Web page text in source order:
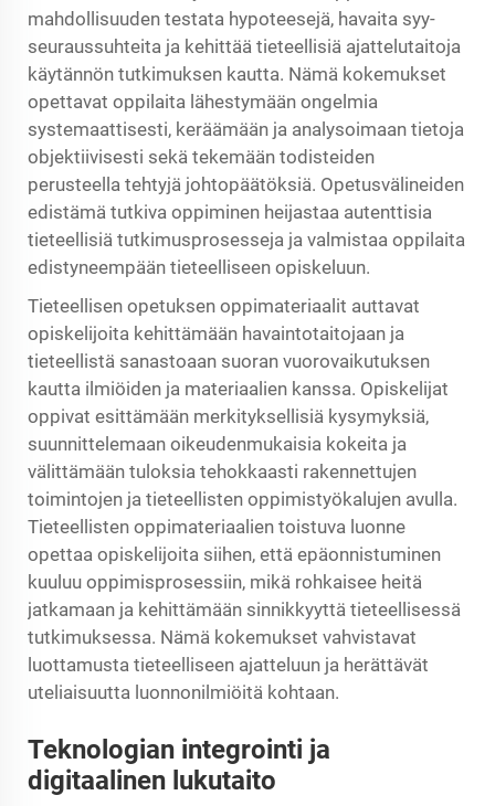
mahdollisuuden testata hypoteesejä, havaita syy-
seuraussuhteita ja kehittää tieteellisiä ajattelutaitoja
käytännön tutkimuksen kautta. Nämä kokemukset
opettavat oppilaita lähestymään ongelmia
systemaattisesti, keräämään ja analysoimaan tietoja
objektiivisesti sekä tekemään todisteiden
perusteella tehtyjä johtopäätöksiä. Opetusvälineiden
edistämä tutkiva oppiminen heijastaa autenttisia
tieteellisiä tutkimusprosesseja ja valmistaa oppilaita
edistyneempään tieteelliseen opiskeluun.
Tieteellisen opetuksen oppimateriaalit auttavat
opiskelijoita kehittämään havaintotaitojaan ja
tieteellistä sanastoaan suoran vuorovaikutuksen
kautta ilmiöiden ja materiaalien kanssa. Opiskelijat
oppivat esittämään merkityksellisiä kysymyksiä,
suunnittelemaan oikeudenmukaisia kokeita ja
välittämään tuloksia tehokkaasti rakennettujen
toimintojen ja tieteellisten oppimistyökalujen avulla.
Tieteellisten oppimateriaalien toistuva luonne
opettaa opiskelijoita siihen, että epäonnistuminen
kuuluu oppimisprosessiin, mikä rohkaisee heitä
jatkamaan ja kehittämään sinnikkyyttä tieteellisessä
tutkimuksessa. Nämä kokemukset vahvistavat
luottamusta tieteelliseen ajatteluun ja herättävät
uteliaisuutta luonnonilmiöitä kohtaan.
Teknologian integrointi ja
digitaalinen lukutaito